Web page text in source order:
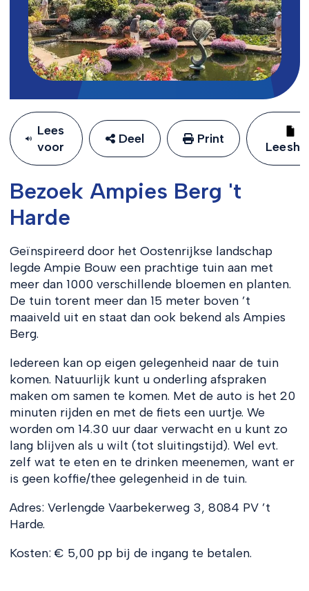
Lees
voor
Deel Print
Bezoek Ampies Berg 't
Harde
Geïnspireerd door het Oostenrijkse landschap
legde Ampie Bouw een prachtige tuin aan met
meer dan 1000 verschillende bloemen en planten.
De tuin torent meer dan 15 meter boven ’t
maaiveld uit en staat dan ook bekend als Ampies
Berg.
Iedereen kan op eigen gelegenheid naar de tuin
komen. Natuurlijk kunt u onderling afspraken
maken om samen te komen. Met de auto is het 20
minuten rijden en met de fiets een uurtje. We
worden om 14.30 uur daar verwacht en u kunt zo
lang blijven als u wilt (tot sluitingstijd). Wel evt.
zelf wat te eten en te drinken meenemen, want er
is geen koffie/thee gelegenheid in de tuin.
Adres: Verlengde Vaarbekerweg 3, 8084 PV ’t
Harde.
Kosten: € 5,00 pp bij de ingang te betalen.